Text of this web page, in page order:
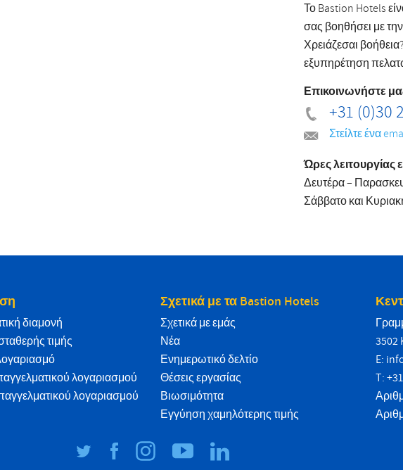
Το Bastion Hotels
σας βοηθήσει με
Χρειάζεσαι
εξυπηρέτηση
Επικοινωνήστε
+31 (0)30
Στείλτε ένα
Ώρες
Δευτέρα –
Σάββατο και
διαμονή
τιμής
λογαριασμού
λογαριασμού
Σχετικά με τα Bastion Hotels
Σχετικά με εμάς
Νέα
Ενημερωτικό δελτίο
Θέσεις εργασίας
Βιωσιμότητα
Εγγύηση χαμηλότερης τιμής
3502
E:
T: